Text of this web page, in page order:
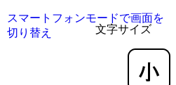
文字サイズ
スマートフォンモードで画面を
切り替え